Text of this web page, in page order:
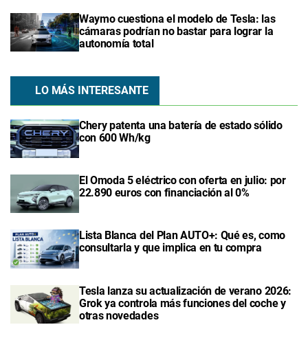
Waymo cuestiona el modelo de Tesla: las
cámaras podrían no bastar para lograr la
autonomía total
LO MÁS INTERESANTE
Chery patenta una batería de estado sólido
con 600 Wh/kg
El Omoda 5 eléctrico con oferta en julio: por
22.890 euros con financiación al 0%
Lista Blanca del Plan AUTO+: Qué es, como
consultarla y que implica en tu compra
Tesla lanza su actualización de verano 2026:
Grok ya controla más funciones del coche y
otras novedades